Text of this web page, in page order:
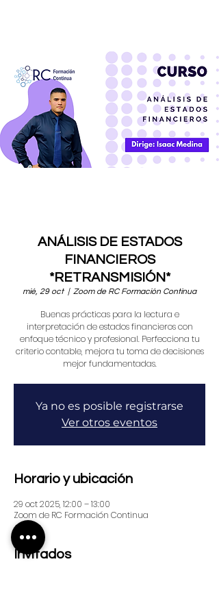
ANÁLISIS DE ESTADOS
FINANCIEROS
*RETRANSMISIÓN*
mié, 29 oct
  |
Zoom de RC Formación Continua
Buenas prácticas para la lectura e
interpretación de estados financieros con
enfoque técnico y profesional. Perfecciona tu
criterio contable, mejora tu toma de decisiones
mejor fundamentadas.
Ya no es posible registrarse
Ver otros eventos
Horario y ubicación
29 oct 2025, 12:00 – 13:00
Zoom de RC Formación Continua
Invitados